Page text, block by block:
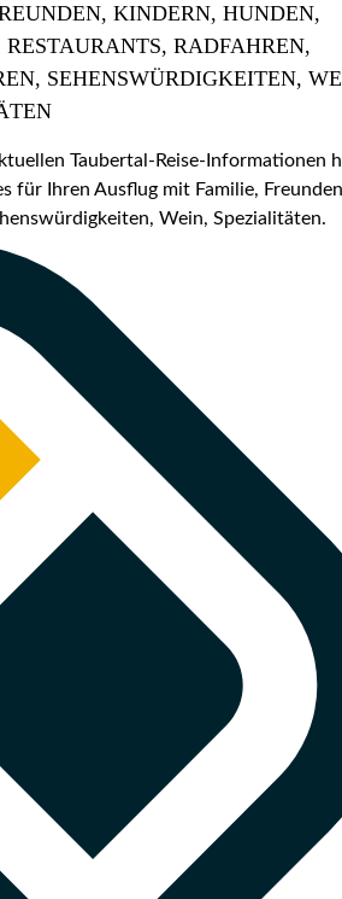
KINDERN, HUNDEN,
RADFAHREN,
SEHENSWÜRDIGKEITEN,
Taubertal-Reise-Informationen
für Ihren Ausflug mit Familie,
Wein, Spezialitäten.